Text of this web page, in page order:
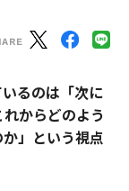
るのは「次に
からどのよう
」という視点